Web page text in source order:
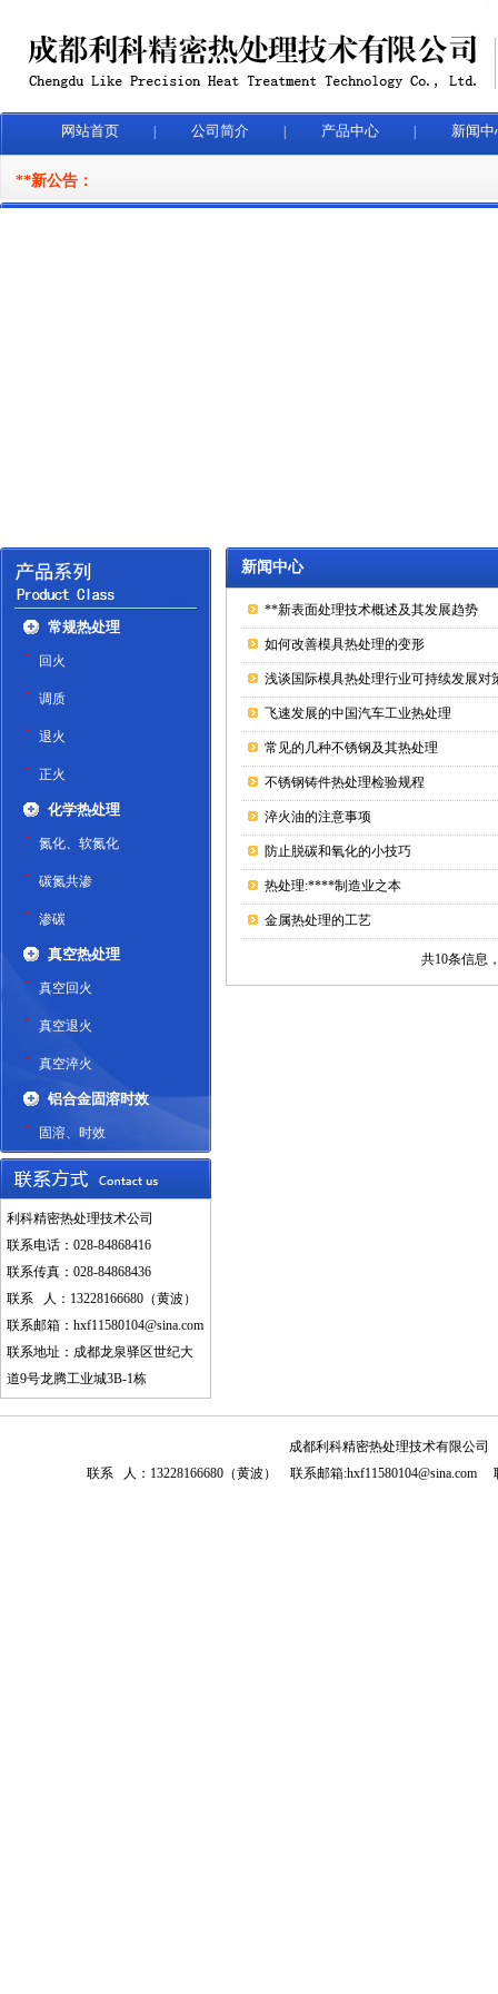
网站首页 公司简介 产品中心 新闻中
**新公告：
常规热处理
回火
调质
退火
正火
化学热处理
氮化、软氮化
碳氮共渗
渗碳
真空热处理
真空回火
真空退火
真空淬火
铝合金固溶时效
固溶、时效
利科精密热处理技术公司
联系电话：028-84868416
联系传真：028-84868436
联系 人：13228166680（黄波）
联系邮箱： hxf11580104@sina.com
联系地址：成都龙泉驿区世纪大
道9号龙腾工业城3B-1栋
新闻中心
**新表面处理技术概述及其发展趋势
如何改善模具热处理的变形
浅谈国际模具热处理行业可持续发展对
飞速发展的中国汽车工业热处理
常见的几种不锈钢及其热处理
不锈钢铸件热处理检验规程
淬火油的注意事项
防止脱碳和氧化的小技巧
热处理:****制造业之本
金属热处理的工艺
共10条信息
成都利科精密热处理技术有限公司
联系 人：13228166680（黄波） 联系邮箱:hxf11580104@sina.com